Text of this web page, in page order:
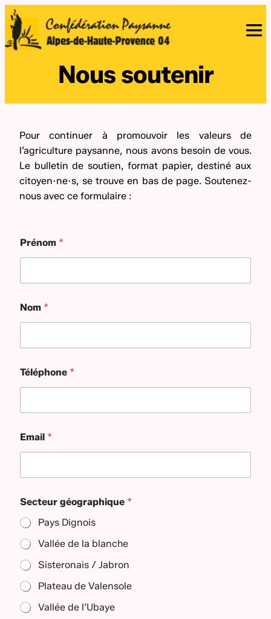
Nous soutenir
Pour continuer à promouvoir les valeurs de
l’agriculture paysanne, nous avons besoin de vous.
Le bulletin de soutien, format papier, destiné aux
citoyen·ne·s, se trouve en bas de page. Soutenez-
nous avec ce formulaire :
Prénom *
Nom *
Téléphone *
Email *
Secteur géographique *
Pays Dignois
Vallée de la blanche
Sisteronais / Jabron
Plateau de Valensole
Vallée de l’Ubaye